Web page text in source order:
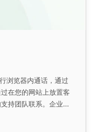
浏览器内通话，通过
在您的网站上放置客
持团队联系。企业可
...